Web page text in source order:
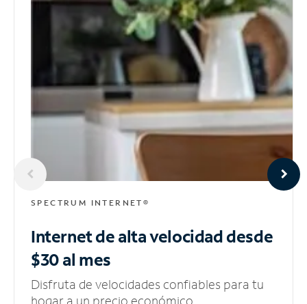
SPECTRUM INTERNET®
Internet de alta velocidaddesde
$30 al mes
Disfruta de velocidades confiables para tu
hogar a un precio económico.